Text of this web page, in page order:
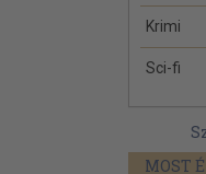
Krimi
Sci-fi
MOST